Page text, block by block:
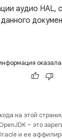
аудио HAL,
на этой
– это
и ее